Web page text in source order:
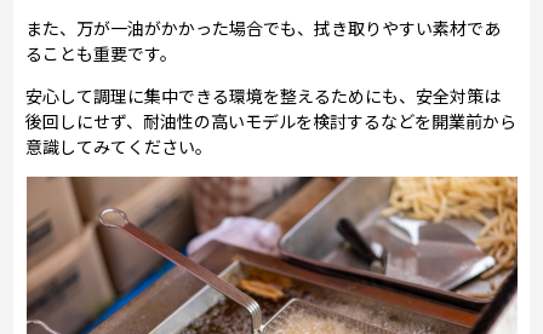
また、万が一油がかかった場合でも、拭き取りやすい素材であ
ることも重要です。
安心して調理に集中できる環境を整えるためにも、安全対策は
後回しにせず、耐油性の高いモデルを検討するなどを開業前から
意識してみてください。